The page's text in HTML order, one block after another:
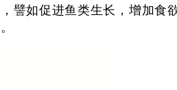
譬如促进鱼类生长，增加